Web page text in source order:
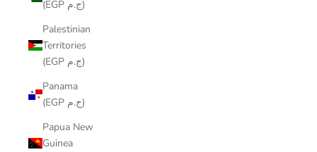
(EGP ج.م)
Palestinian
Territories
(EGP ج.م)
Panama
(EGP ج.م)
Papua New
Guinea